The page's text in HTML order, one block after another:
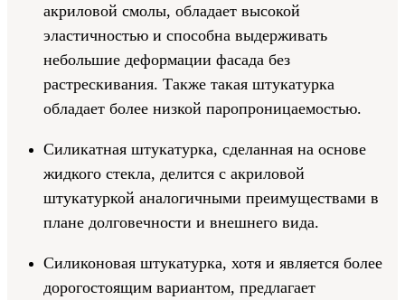
акриловой смолы, обладает высокой
эластичностью и способна выдерживать
небольшие деформации фасада без
растрескивания. Также такая штукатурка
обладает более низкой паропроницаемостью.
Силикатная штукатурка, сделанная на основе
жидкого стекла, делится с акриловой
штукатуркой аналогичными преимуществами в
плане долговечности и внешнего вида.
Силиконовая штукатурка, хотя и является более
дорогостоящим вариантом, предлагает